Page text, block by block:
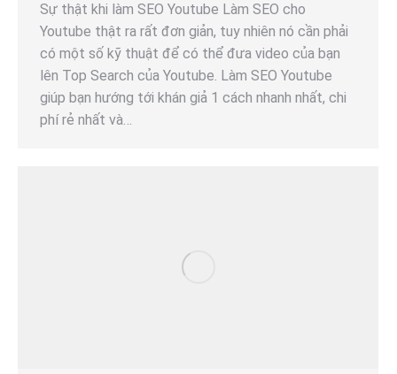
Sự thật khi làm SEO Youtube Làm SEO cho
Youtube thật ra rất đơn giản, tuy nhiên nó cần phải
có một số kỹ thuật để có thể đưa video của bạn
lên Top Search của Youtube. Làm SEO Youtube
giúp bạn hướng tới khán giả 1 cách nhanh nhất, chi
phí rẻ nhất và…